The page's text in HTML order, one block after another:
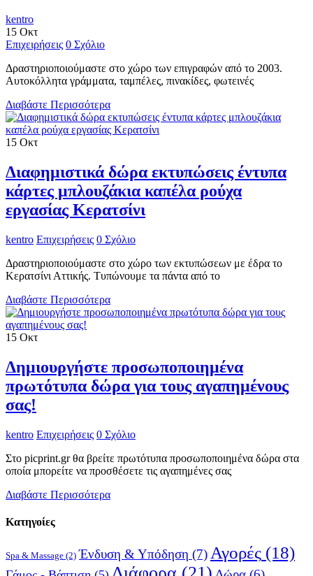
kentro
15 Οκτ
Επιχειρήσεις 0 Σχόλιο
Δραστηριοποιούμαστε στο χώρο των επιγραφών από το 2003.
Αυτοκόλλητα γράμματα, ταμπέλες, πινακίδες, φωτεινές
Διαβάστε Περισσότερα
15 Οκτ
Διαφημιστικά δώρα εκτυπώσεις έντυπα
κάρτες μπλουζάκια καπέλα ρούχα
εργασίας Κερατσίνι
kentro Επιχειρήσεις 0 Σχόλιο
Δραστηριοποιούμαστε στο χώρο των εκτυπώσεων με έδρα το
Κερατσίνι Αττικής. Τυπώνουμε τα πάντα από το
Διαβάστε Περισσότερα
15 Οκτ
Δημιουργήστε προσωποποιημένα
πρωτότυπα δώρα για τους αγαπημένους
σας!
kentro Επιχειρήσεις 0 Σχόλιο
Στο picprint.gr θα βρείτε πρωτότυπα προσωποποιημένα δώρα στα
οποία μπορείτε να προσθέσετε τις αγαπημένες σας
Διαβάστε Περισσότερα
Κατηγοίες
Spa & Massage (2) Ένδυση & Υπόδηση (7)Αγορές (18)